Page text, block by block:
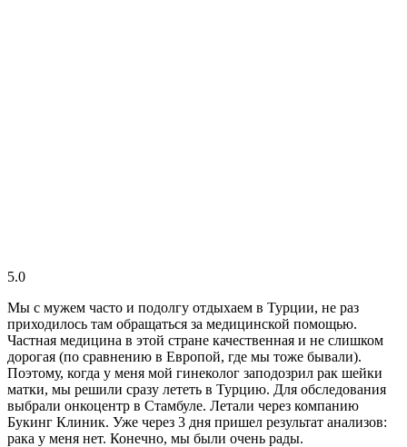
5.0
Мы с мужем часто и подолгу отдыхаем в Турции, не раз
приходилось там обращаться за медицинской помощью.
Частная медицина в этой стране качественная и не слишком
дорогая (по сравнению в Европой, где мы тоже бывали).
Поэтому, когда у меня мой гинеколог заподозрил рак шейки
матки, мы решили сразу лететь в Турцию. Для обследования
выбрали онкоцентр в Стамбуле. Летали через компанию
Букинг Клиник. Уже через 3 дня пришел результат анализов:
рака у меня нет. Конечно, мы были очень рады.